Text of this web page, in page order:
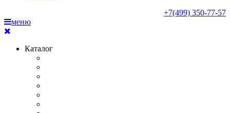
+7(499) 350-77-57
меню
Каталог